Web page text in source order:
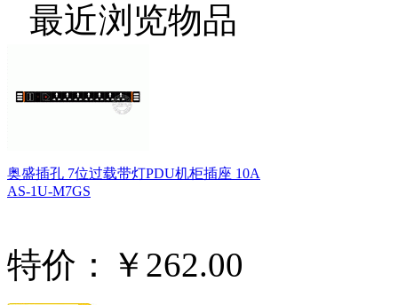
最近浏览物品
奥盛插孔 7位过载带灯PDU机柜插座 10A
AS-1U-M7GS
特价：￥262.00